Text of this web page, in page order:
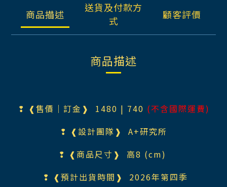
商品描述
送貨及付款方
式
顧客評價
商品描述
❢ ❰售價｜訂金❱ 1480 | 740 (不含國際運費)
❢ ❰設計團隊❱ A+研究所
❢ ❰商品尺寸❱ 高8 (cm)
❢ ❰預計出貨時間❱ 2026年第四季